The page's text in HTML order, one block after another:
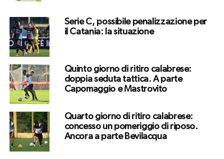
Serie C, possibile penalizzazione per
il Catania: la situazione
Quinto giorno di ritiro calabrese:
doppia seduta tattica. A parte
Capomaggio e Mastrovito
Quarto giorno di ritiro calabrese:
concesso un pomeriggio di riposo.
Ancora a parte Bevilacqua